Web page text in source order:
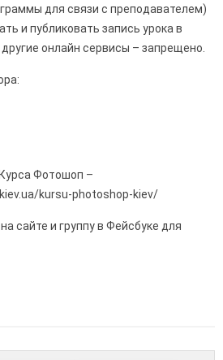
для связи с преподавателем)
и публиковать запись урока в
онлайн сервисы – запрещено.
Фотошоп –
kursu-photoshop-kiev/
сайте и группу в Фейсбуке для